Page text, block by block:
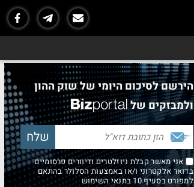
הירשם לסיכום היומי של שוק ההון
ולמבזקים של
אני מאשר קבלת ניוזלטרים ודיוורים פרסומיים
בדואר אלקטרוני ו/או באמצעות הסלולר בהתאם
למפורט בסעיף 10 בתנאי השימוש